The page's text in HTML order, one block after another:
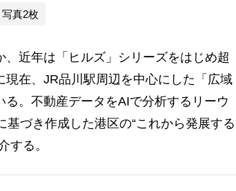
写真2枚
近年は「ヒルズ」シリーズをはじめ超
在、JR品川駅周辺を中心にした「広域
。不動産データをAIで分析するリーウ
づき作成した港区の“これから発展する
する。